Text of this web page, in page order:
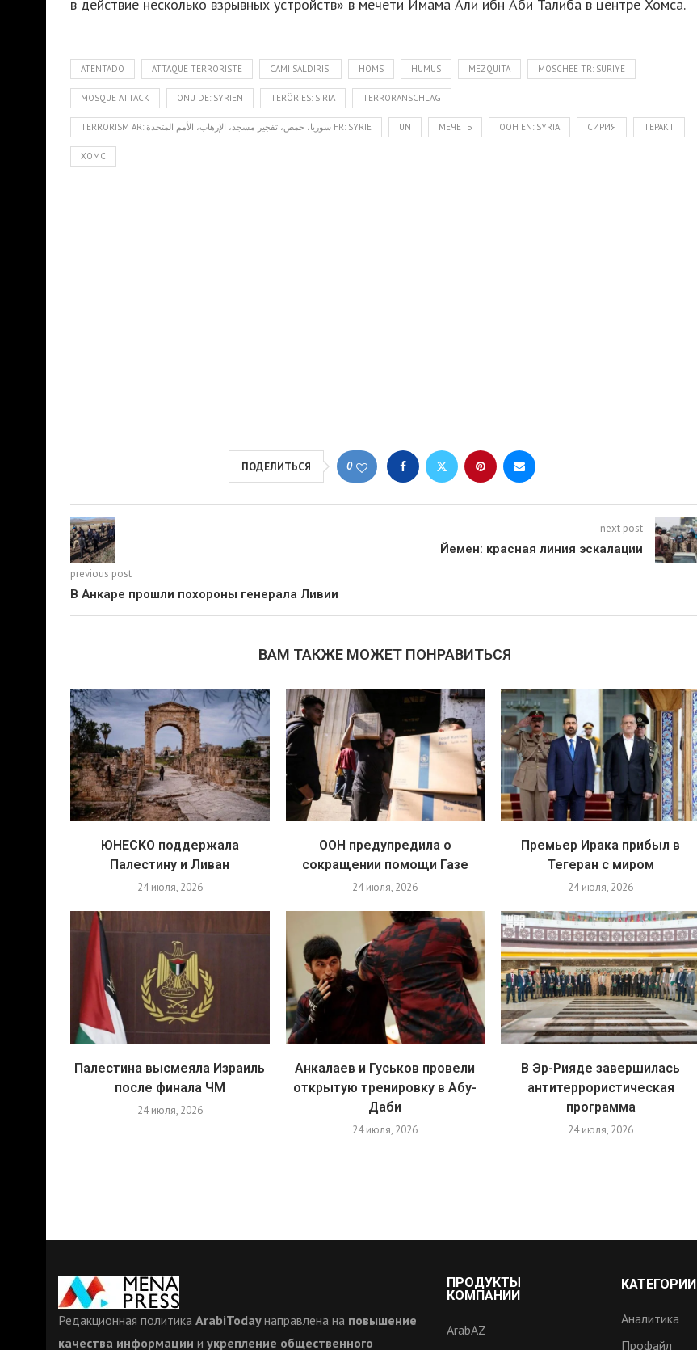
в действие несколько взрывных устройств» в мечети Имама Али ибн Аби Талиба в центре Хомса.
ATENTADO ATTAQUE TERRORISTE CAMI SALDIRISI HOMS HUMUS MEZQUITA MOSCHEE TR: SURIYE
MOSQUE ATTACK ONU DE: SYRIEN TERÖR ES: SIRIA TERRORANSCHLAG
TERRORISM AR: سوريا، حمص، تفجير مسجد، الإرهاب، الأمم المتحدة FR: SYRIE UN МЕЧЕТЬ ООН EN: SYRIA СИРИЯ ТЕРАКТ
ХОМС
ПОДЕЛИТЬСЯ 0
previous post
В Анкаре прошли похороны генерала Ливии
next post
Йемен: красная линия эскалации
ВАМ ТАКЖЕ МОЖЕТ ПОНРАВИТЬСЯ
ЮНЕСКО поддержала
Палестину и Ливан
24 июля, 2026
ООН предупредила о
сокращении помощи Газе
24 июля, 2026
Премьер Ирака прибыл в
Тегеран с миром
24 июля, 2026
Палестина высмеяла Израиль
после финала ЧМ
24 июля, 2026
Анкалаев и Гуськов провели
открытую тренировку в Абу-
Даби
24 июля, 2026
В Эр-Рияде завершилась
антитеррористическая
программа
24 июля, 2026
Редакционная политика ArabiTodayнаправлена на повышение
качества информации и укрепление общественного
ПРОДУКТЫ
КОМПАНИИ
ArabAZ
КАТЕГОРИИ
Аналитика
Профайл